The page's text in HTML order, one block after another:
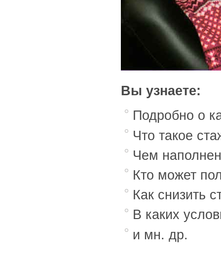
Вы узнаете:
Подробно о
Что такое
Чем
Кто может
Как снизить
В каких
и мн. др.